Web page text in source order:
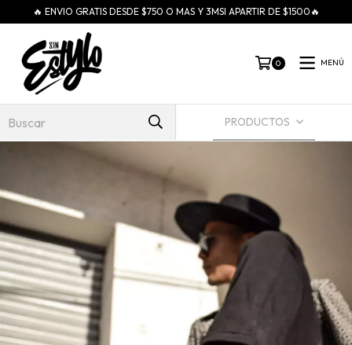
🔥 ENVIO GRATIS DESDE $750 O MAS Y 3MSI APARTIR DE $1500🔥
0 MENÚ
PRODUCTOS